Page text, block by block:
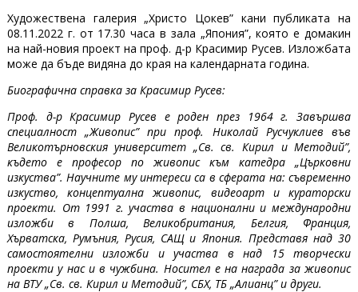
Художествена галерия „Христо Цокев” кани публиката на
08.11.2022 г. от 17.30 часа в зала „Япония”, която е домакин
на най-новия проект на проф. д-р Красимир Русев. Изложбата
може да бъде видяна до края на календарната година.
Биографична справка за Красимир Русев:
Проф. д-р Красимир Русев е роден през 1964 г. Завършва
специалност „Живопис” при проф. Николай Русчуклиев във
Великотърновския университет „Св. св. Кирил и Методий”,
където е професор по живопис към катедра „Църковни
изкуства”. Научните му интереси са в сферата на: съвременно
изкуство, концептуална живопис, видеоарт и кураторски
проекти. От 1991 г. участва в национални и международни
изложби в Полша, Великобритания, Белгия, Франция,
Хърватска, Румъния, Русия, САЩ и Япония. Представя над 30
самостоятелни изложби и участва в над 15 творчески
проекти у нас и в чужбина. Носител е на награда за живопис
на ВТУ „Св. св. Кирил и Методий”, СБХ, ТБ „Алианц” и други.